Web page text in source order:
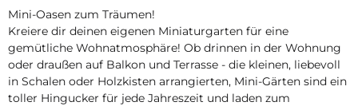
Mini-Oasen zum Träumen!
Kreiere dir deinen eigenen Miniaturgarten für eine
gemütliche Wohnatmosphäre! Ob drinnen in der Wohnung
oder draußen auf Balkon und Terrasse - die kleinen, liebevoll
in Schalen oder Holzkisten arrangierten, Mini-Gärten sind ein
toller Hingucker für jede Jahreszeit und laden zum